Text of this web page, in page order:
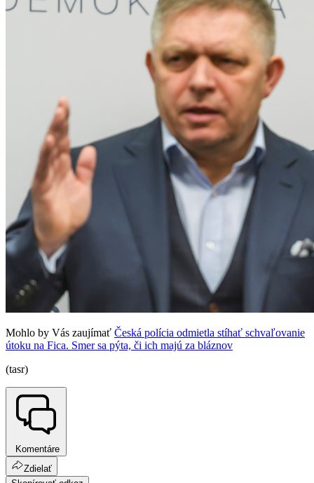
Mohlo by Vás zaujímať Česká polícia odmietla stíhať schvaľovanie
útoku na Fica. Smer sa pýta, či ich majú za bláznov
(tasr)
Komentáre
Zdielať